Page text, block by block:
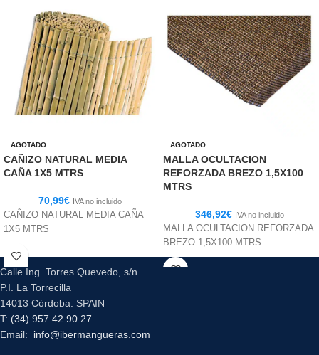
AGOTADO
CAÑIZO NATURAL MEDIA
CAÑA 1X5 MTRS
70,99€ IVA no incluido
CAÑIZO NATURAL MEDIA CAÑA
1X5 MTRS
AGOTADO
MALLA OCULTACION
REFORZADA BREZO 1,5X100
MTRS
346,92€ IVA no incluido
MALLA OCULTACION REFORZADA
BREZO 1,5X100 MTRS
Calle Ing. Torres Quevedo, s/n
P.I. La Torrecilla
14013 Córdoba. SPAIN
T: (34) 957 42 90 27
Email: info@ibermangueras.com